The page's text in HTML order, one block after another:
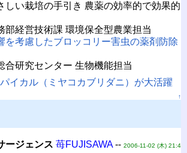
しい栽培の手引き 農薬の効率的で効果的
経営技術課 環境保全型農業担当
を考慮したブロッコリー害虫の薬剤防除
研究センター 生物機能担当
イカル（ミヤコカブリダニ）が大活躍
↑
ージェンス 苺FUJISAWA-- 2006-11-02 (木) 21:4